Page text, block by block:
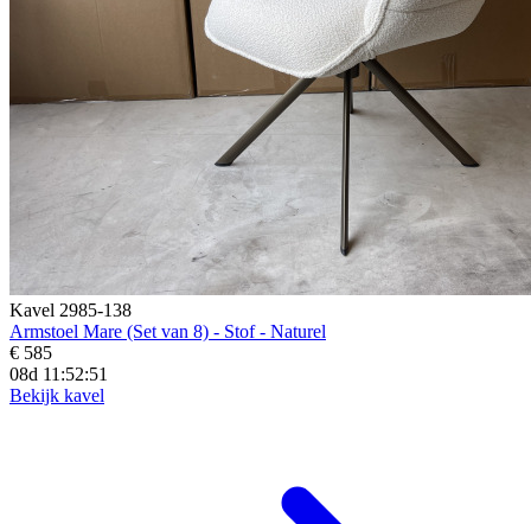
Kavel 2985-138
Armstoel Mare (Set van 8) - Stof - Naturel
€ 585
08d 11:52:50
Bekijk kavel